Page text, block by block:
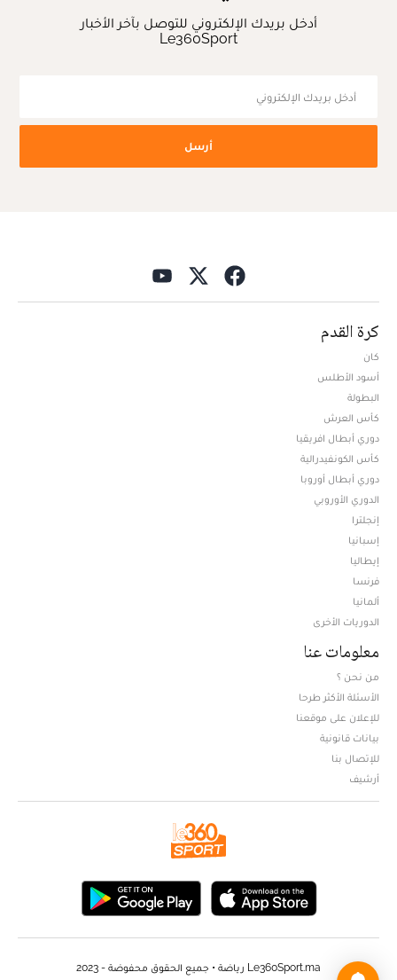
أدخل بريدك الإلكتروني للتوصل بآخر الأخبار
Le360Sport
أرسل
كرة القدم
كان
أسود الأطلس
البطولة
كأس العرش
دوري أبطال افريقيا
كأس الكونفيدرالية
دوري أبطال أوروبا
الدوري الأوروبي
إنجلترا
إسبانيا
إيطاليا
فرنسا
ألمانيا
الدوريات الأخرى
معلومات عنا
من نحن ؟
الأسئلة الأكثر طرحا
للإعلان على موقعنا
بيانات قانونية
للإتصال بنا
أرشيف
Le360Sport.ma رياضة • جميع الحقوق محفوضة - 2023